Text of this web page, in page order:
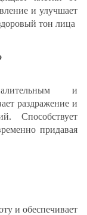
и улучшает
тон лица
и
раздражение и
Способствует
придавая
и обеспечивает